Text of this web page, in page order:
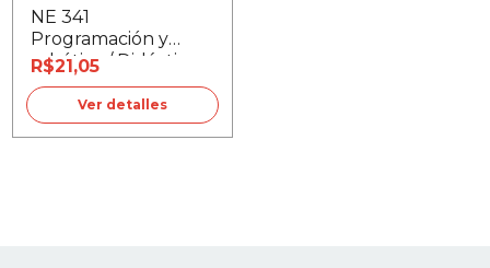
NE 341
Programación y
robótica / Didáctica
en tiempos de TIC
R$21,05
Ver detalles